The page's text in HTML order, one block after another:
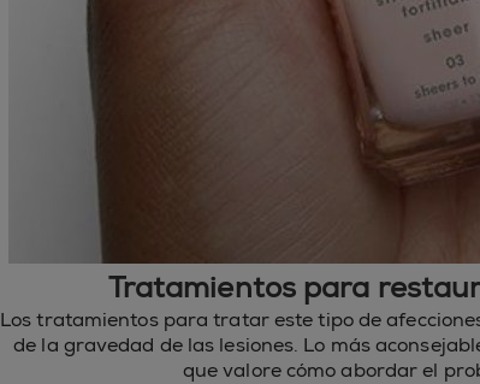
Tratamientos para
Los tratamientos para tratar este tipo de
de la gravedad de las lesiones. Lo más
que valore cómo abordar el